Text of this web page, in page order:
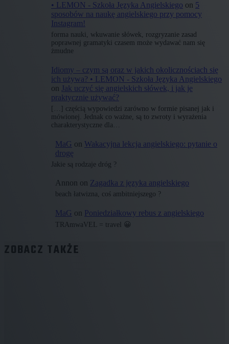
• LEMON - Szkoła Języka Angielskiego on 5
sposobów na naukę angielskiego przy pomocy
Instagram!
forma nauki, wkuwanie słówek, rozgryzanie zasad
poprawnej gramatyki czasem może wydawać nam się
żmudne
Idiomy – czym są oraz w jakich okolicznościach się
ich używa? • LEMON - Szkoła Języka Angielskiego
on Jak uczyć się angielskich słówek, i jak je
praktycznie używać?
[…] częścią wypowiedzi zarówno w formie pisanej jak i
mówionej. Jednak co ważne, są to zwroty i wyrażenia
charakterystyczne dla…
MaG on Wakacyjna lekcja angielskiego: pytanie o
drogę
Jakie są rodzaje dróg ?
Annon on Zagadka z języka angielskiego
beach łatwizna, coś ambitniejszego ?
MaG on Poniedziałkowy rebus z angielskiego
TRAmwaVEL = travel 😀
ZOBACZ TAKŻE